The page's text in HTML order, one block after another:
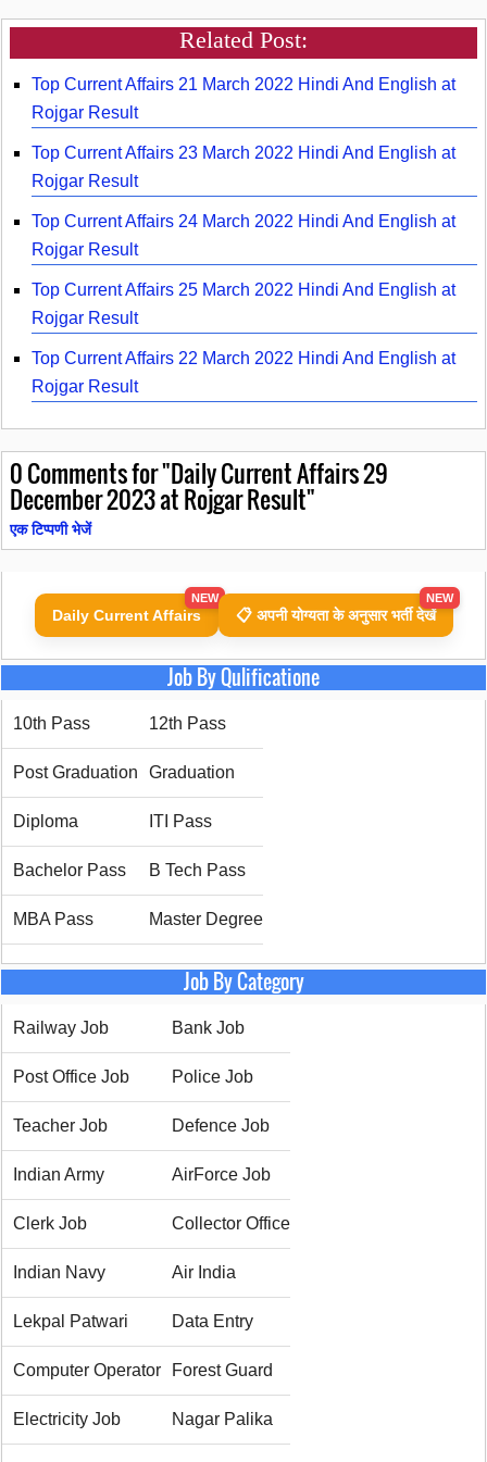
Related Post:
Top Current Affairs 21 March 2022 Hindi And English at
Rojgar Result
Top Current Affairs 23 March 2022 Hindi And English at
Rojgar Result
Top Current Affairs 24 March 2022 Hindi And English at
Rojgar Result
Top Current Affairs 25 March 2022 Hindi And English at
Rojgar Result
Top Current Affairs 22 March 2022 Hindi And English at
Rojgar Result
0Comments for "Daily Current Affairs 29
December 2023 at Rojgar Result"
एक टिप्पणी भेजें
Daily Current Affairs
NEW
📋 अपनी योग्यता के अनुसार भर्ती देखें
NEW
Job By Qulificatione
10th Pass 12th Pass
Post Graduation Graduation
Diploma ITI Pass
Bachelor Pass B Tech Pass
MBA Pass Master Degree
Job By Category
Railway Job Bank Job
Post Office Job Police Job
Teacher Job Defence Job
Indian Army AirForce Job
Clerk Job Collector Office
Indian Navy Air India
Lekpal Patwari Data Entry
Computer Operator Forest Guard
Electricity Job Nagar Palika